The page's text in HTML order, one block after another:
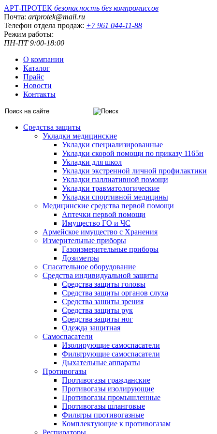
АРТ-ПРОТЕК безопасность без компромиссов
Почта: artprotek@mail.ru
Телефон отдела продаж: +7 961 044-11-88
Режим работы:
ПН-ПТ 9:00-18:00
О компании
Каталог
Прайс
Новости
Контакты
Средства защиты
Укладки медицинские
Укладки специализированные
Укладки скорой помощи по приказу 1165н
Укладки для школ
Укладки экстренной личной профилактики
Укладки паллиативной помощи
Укладки травматологические
Укладки спортивной медицины
Медицинские средства первой помощи
Аптечки первой помощи
Имущество ГО и ЧС
Армейское имущество с Хранения
Измерительные приборы
Газоизмерительные приборы
Дозиметры
Спасательное оборудование
Средства индивидуальной защиты
Средства защиты головы
Средства защиты органов слуха
Средства зашиты зрения
Средства защиты рук
Средства защиты ног
Одежда защитная
Самоспасатели
Изолирующие самоспасатели
Фильтрующие самоспасатели
Дыхательные аппараты
Противогазы
Противогазы гражданские
Противогазы изолирующие
Противогазы промышленные
Противогазы шланговые
Фильтры противогазные
Комплектующие к противогазам
Респираторы